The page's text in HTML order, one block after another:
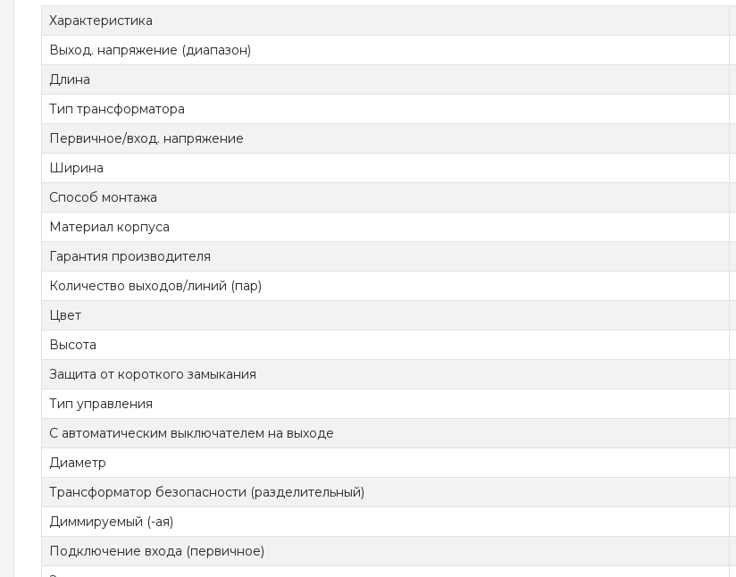
Характеристика
Выход. напряжение (диапазон)
Длина
Тип трансформатора
Первичное/вход. напряжение
Ширина
Способ монтажа
Материал корпуса
Гарантия производителя
Количество выходов/линий (пар)
Цвет
Высота
Защита от короткого замыкания
Тип управления
С автоматическим выключателем на выходе
Диаметр
Трансформатор безопасности (разделительный)
Диммируемый (-ая)
Подключение входа (первичное)